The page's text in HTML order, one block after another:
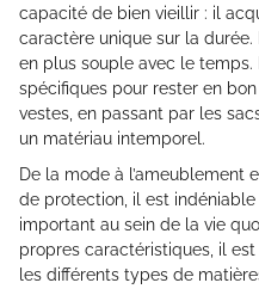
capacité de bien vieillir : il
caractère unique sur la
en plus souple avec le temps.
spécifiques pour rester en
vestes, en passant par les
un matériau intemporel.
De la mode à l’ameublement
de protection, il est
important au sein de la vie
propres caractéristiques, il
les différents types de